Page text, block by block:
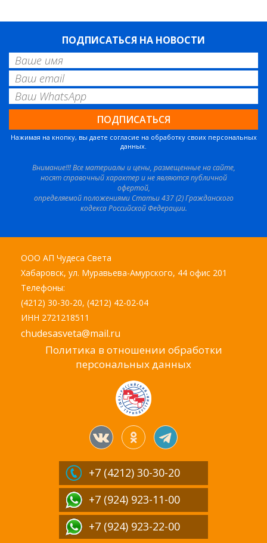
ПОДПИСАТЬСЯ НА НОВОСТИ
Нажимая на кнопку, вы даете согласие на обработку своих персональных
данных.
Внимание!!! Все материалы и цены, размещенные на сайте,
носят справочный характер и не являются публичной
офертой,
определяемой положениями Статьи 437 (2) Гражданского
кодекса Российской Федерации.
ООО АП Чудеса Света
Хабаровск, ул. Муравьева-Амурского, 44 офис 201
Телефоны:
(4212) 30-30-20, (4212) 42-02-04
ИНН 2721218511
chudesasveta@mail.ru
Политика в отношении обработки
персональных данных
+7 (4212) 30-30-20
+7 (924) 923-11-00
+7 (924) 923-22-00